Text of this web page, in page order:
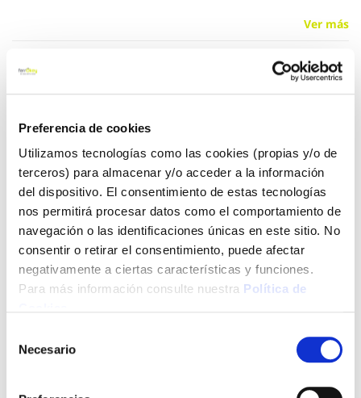
Preferencia de cookies
Utilizamos tecnologías como las cookies (propias y/o de
terceros) para almacenar y/o acceder a la información
del dispositivo. El consentimiento de estas tecnologías
nos permitirá procesar datos como el comportamiento de
navegación o las identificaciones únicas en este sitio. No
consentir o retirar el consentimiento, puede afectar
negativamente a ciertas características y funciones.
Para más información consulte nuestra Política de
Necesario
Ver más
4,84 €
Click&Collect - Recogida gratis
en nuestras tiendas
Envío a domicilio:
5 días hábiles
+ INFO